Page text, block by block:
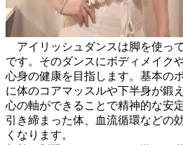
アイリッシュダンスは脚を使っ
です。そのダンスにボディメイク
心身の健康を目指します。基本の
に体のコアマッスルや下半身が鍛
心の軸ができることで精神的な安
引き締まった体、血流循環などの
くなります。